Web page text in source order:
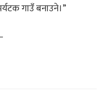
गाउँ बनाउने।”